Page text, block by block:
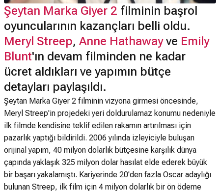
Şeytan Marka Giyer 2 filminin başrol
oyuncularının kazançları belli oldu.
Meryl Streep, Anne Hathawayve Emily
Blunt'ın devam filminden ne kadar
ücret aldıkları ve yapımın bütçe
detayları paylaşıldı.
Şeytan Marka Giyer 2 filminin vizyona girmesi öncesinde,
Meryl Streep'in projedeki yeri doldurulamaz konumu nedeniyle
ilk filmde kendisine teklif edilen rakamın artırılması için
pazarlık yaptığı bildirildi. 2006 yılında izleyiciyle buluşan
orijinal yapım, 40 milyon dolarlık bütçesine karşılık dünya
çapında yaklaşık 325 milyon dolar hasılat elde ederek büyük
bir başarı yakalamıştı. Kariyerinde 20'den fazla Oscar adaylığı
bulunan Streep, ilk film için 4 milyon dolarlık bir ön ödeme